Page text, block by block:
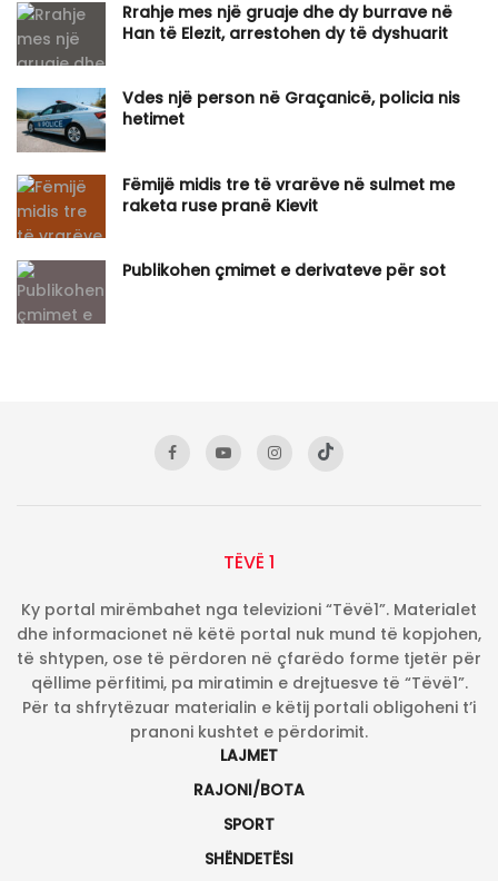
Rrahje mes një gruaje dhe dy burrave në
Han të Elezit, arrestohen dy të dyshuarit
Vdes një person në Graçanicë, policia nis
hetimet
Fëmijë midis tre të vrarëve në sulmet me
raketa ruse pranë Kievit
Publikohen çmimet e derivateve për sot
TËVË 1
Ky portal mirëmbahet nga televizioni “Tëvë1”. Materialet
dhe informacionet në këtë portal nuk mund të kopjohen,
të shtypen, ose të përdoren në çfarëdo forme tjetër për
qëllime përfitimi, pa miratimin e drejtuesve të “Tëvë1”.
Për ta shfrytëzuar materialin e këtij portali obligoheni t’i
pranoni kushtet e përdorimit.
LAJMET
RAJONI/BOTA
SPORT
SHËNDETËSI